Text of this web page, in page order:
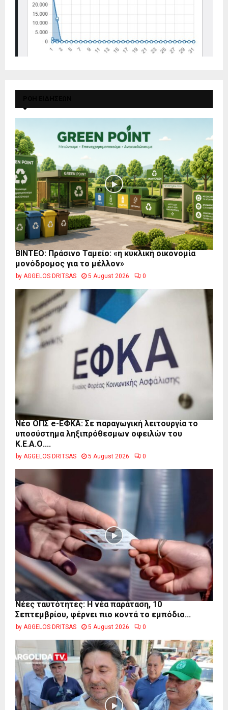
BINTEO: Πράσινο Ταμείο: «η κυκλική οικονομία
μονόδρομος για το μέλλον»
by AGGELOS DRITSAS 5 August 2026 0
Νέο ΟΠΣ e-ΕΦΚΑ: Σε παραγωγική λειτουργία το
υποσύστημα ληξιπρόθεσμων οφειλών του
Κ.Ε.Α.Ο....
by AGGELOS DRITSAS 5 August 2026 0
Νέες ταυτότητες: Η νέα παράταση, 10
Σεπτεμβρίου, φέρνει πιο κοντά το εμπόδιο...
by AGGELOS DRITSAS 5 August 2026 0